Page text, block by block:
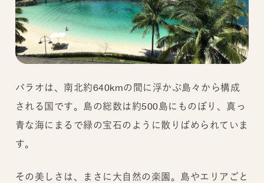
パラオは、南北約640kmの間に浮かぶ島々から構成
される国です。島の総数は約500島にものぼり、真っ
青な海にまるで緑の宝石のように散りばめられていま
す。
その美しさは、まさに大自然の楽園。島やエリアごと